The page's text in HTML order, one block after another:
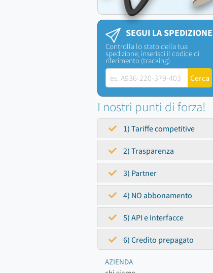
SEGUI LA SPEDIZIONE
Controlla lo stato della tua
spedizione, inserisci il codice di
riferimento (tracking)
I nostri punti di forza!
1) Tariffe competitive
2) Trasparenza
3) Partner
4) NO abbonamento
5) API e Interfacce
6) Credito prepagato
AZIENDA